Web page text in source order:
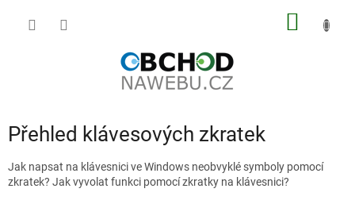
Přehled klávesových zkratek
Jak napsat na klávesnici ve Windows neobvyklé symboly pomocí
zkratek? Jak vyvolat funkci pomocí zkratky na klávesnici?